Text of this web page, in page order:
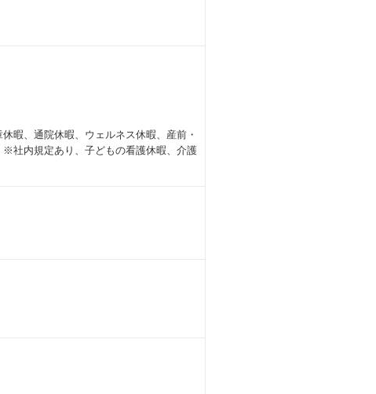
暇、通院休暇、ウェルネス休暇、産前・
社内規定あり、子どもの看護休暇、介護